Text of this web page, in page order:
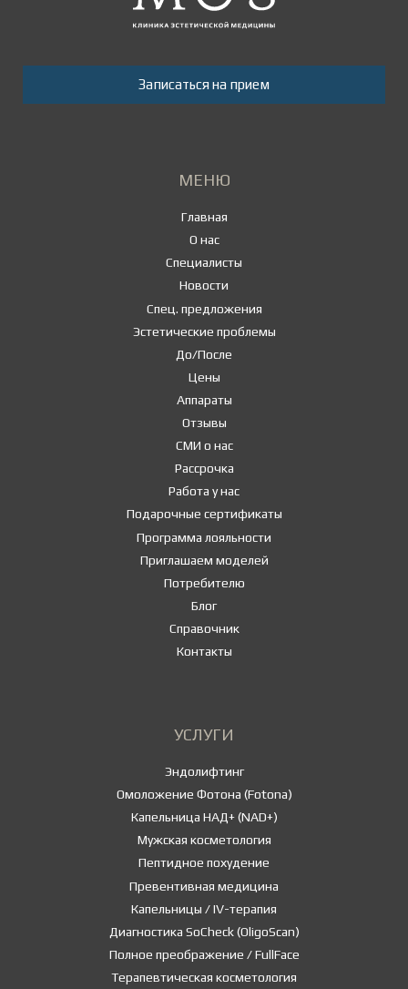
Записаться на прием
МЕНЮ
Главная
О нас
Специалисты
Новости
Спец. предложения
Эстетические проблемы
До/После
Цены
Аппараты
Отзывы
СМИ о нас
Рассрочка
Работа у нас
Подарочные сертификаты
Программа лояльности
Приглашаем моделей
Потребителю
Блог
Справочник
Контакты
УСЛУГИ
Эндолифтинг
Омоложение Фотона (Fotona)
Капельница НАД+ (NAD+)
Мужская косметология
Пептидное похудение
Превентивная медицина
Капельницы / IV-терапия
Диагностика SoCheck (OligoScan)
Полное преображение / FullFace
Терапевтическая косметология